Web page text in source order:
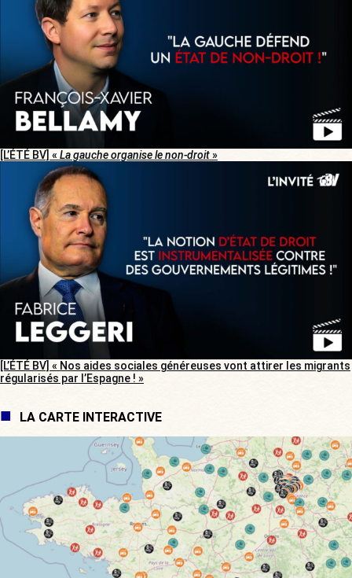
[L’ÉTÉ BV] « La gauche organise le non-droit»
[L’ÉTÉ BV] « Nos aides sociales généreuses vont attirer les migrants
régularisés par l’Espagne ! »
LA CARTE INTERACTIVE